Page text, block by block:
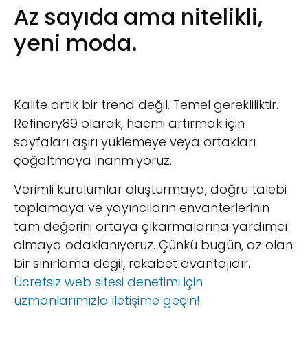
Az sayıda ama nitelikli,
yeni moda.
Kalite artık bir trend değil. Temel gerekliliktir.
Refinery89 olarak, hacmi artırmak için
sayfaları aşırı yüklemeye veya ortakları
çoğaltmaya inanmıyoruz.
Verimli kurulumlar oluşturmaya, doğru talebi
toplamaya ve yayıncıların envanterlerinin
tam değerini ortaya çıkarmalarına yardımcı
olmaya odaklanıyoruz. Çünkü bugün, az olan
bir sınırlama değil, rekabet avantajıdır.
Ücretsiz web sitesi denetimi için
uzmanlarımızla iletişime geçin!